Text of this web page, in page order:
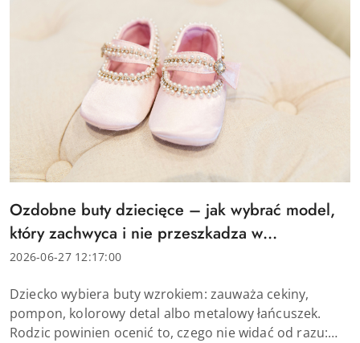
Tytuł
artykułu:
Ozdobne buty dziecięce – jak wybrać model,
który zachwyca i nie przeszkadza w
chodzeniu?
Data
2026-06-27 12:17:00
Treść
artykułu:
Dziecko wybiera buty wzrokiem: zauważa cekiny,
pompon, kolorowy detal albo metalowy łańcuszek.
Rodzic powinien ocenić to, czego nie widać od razu: